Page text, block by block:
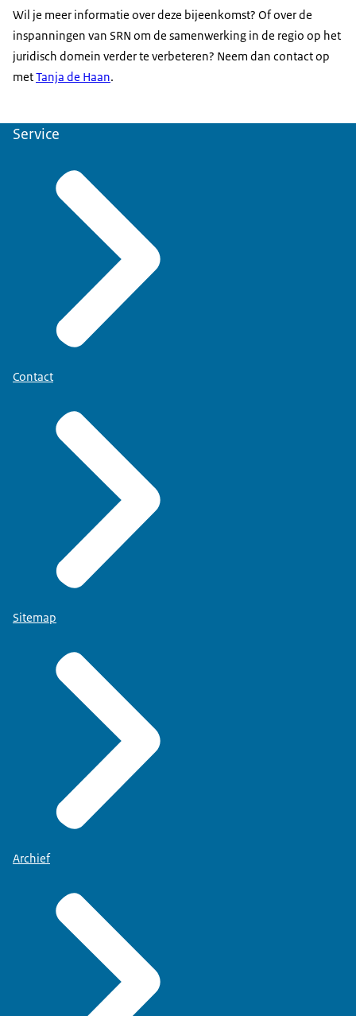
Wil je meer informatie over deze bijeenkomst? Of over de
inspanningen van SRN om de samenwerking in de regio op het
juridisch domein verder te verbeteren? Neem dan contact op
metTanja de Haan.
Service
Contact
Sitemap
Archief